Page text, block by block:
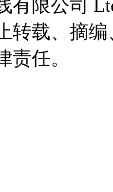
有限公司
转载、摘
责任。